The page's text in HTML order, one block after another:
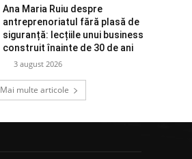
Ana Maria Ruiu despre
antreprenoriatul fără plasă de
siguranță: lecțiile unui business
construit înainte de 30 de ani
3 august 2026
Mai multe articole